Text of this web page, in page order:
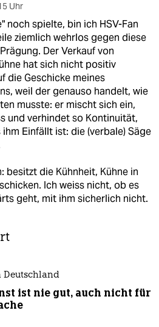
Uhr
noch spielte, bin ich HSV-Fan
ziemlich wehrlos gegen diese
Der Verkauf von
hat sich nicht positiv
die Geschicke meines
weil der genauso handelt, wie
musste: er mischt sich ein,
und verhindet so Kontinuität,
Einfällt ist: die (verbale) Säge
besitzt die Kühnheit, Kühne in
Ich weiss nicht, ob es
geht, mit ihm sicherlich nicht.
ist nie gut, auch nicht für